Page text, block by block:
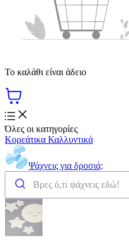
Το καλάθι είναι άδειο
Όλες οι κατηγορίες
Κορεάτικα Καλλυντικά
Ψάχνεις για δροσιά;